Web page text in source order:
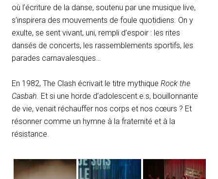
où l’écriture de la danse, soutenu par une musique live,
s’inspirera des mouvements de foule quotidiens. On y
exulte, se sent vivant, uni, rempli d’espoir : les rites
dansés de concerts, les rassemblements sportifs, les
parades carnavalesques…
En 1982, The Clash écrivait le titre mythique Rock the
Casbah. Et si une horde d’adolescent.e.s, bouillonnante
de vie, venait réchauffer nos corps et nos cœurs ? Et
résonner comme un hymne à la fraternité et à la
résistance.